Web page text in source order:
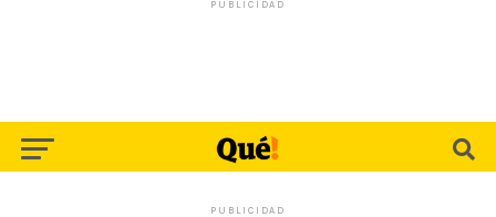
PUBLICIDAD
PUBLICIDAD